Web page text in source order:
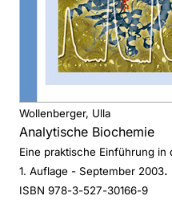
Wollenberger, Ulla
Analytische Biochemie
Eine praktische Einführung in
1. Auflage - September 2003.
ISBN 978-3-527-30166-9